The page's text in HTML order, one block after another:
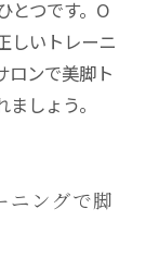
とつです。O
しいトレーニ
ロンで美脚ト
しょう。
ニングで脚